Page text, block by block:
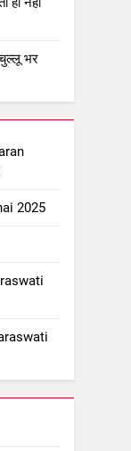
चुल्लू भर
2025